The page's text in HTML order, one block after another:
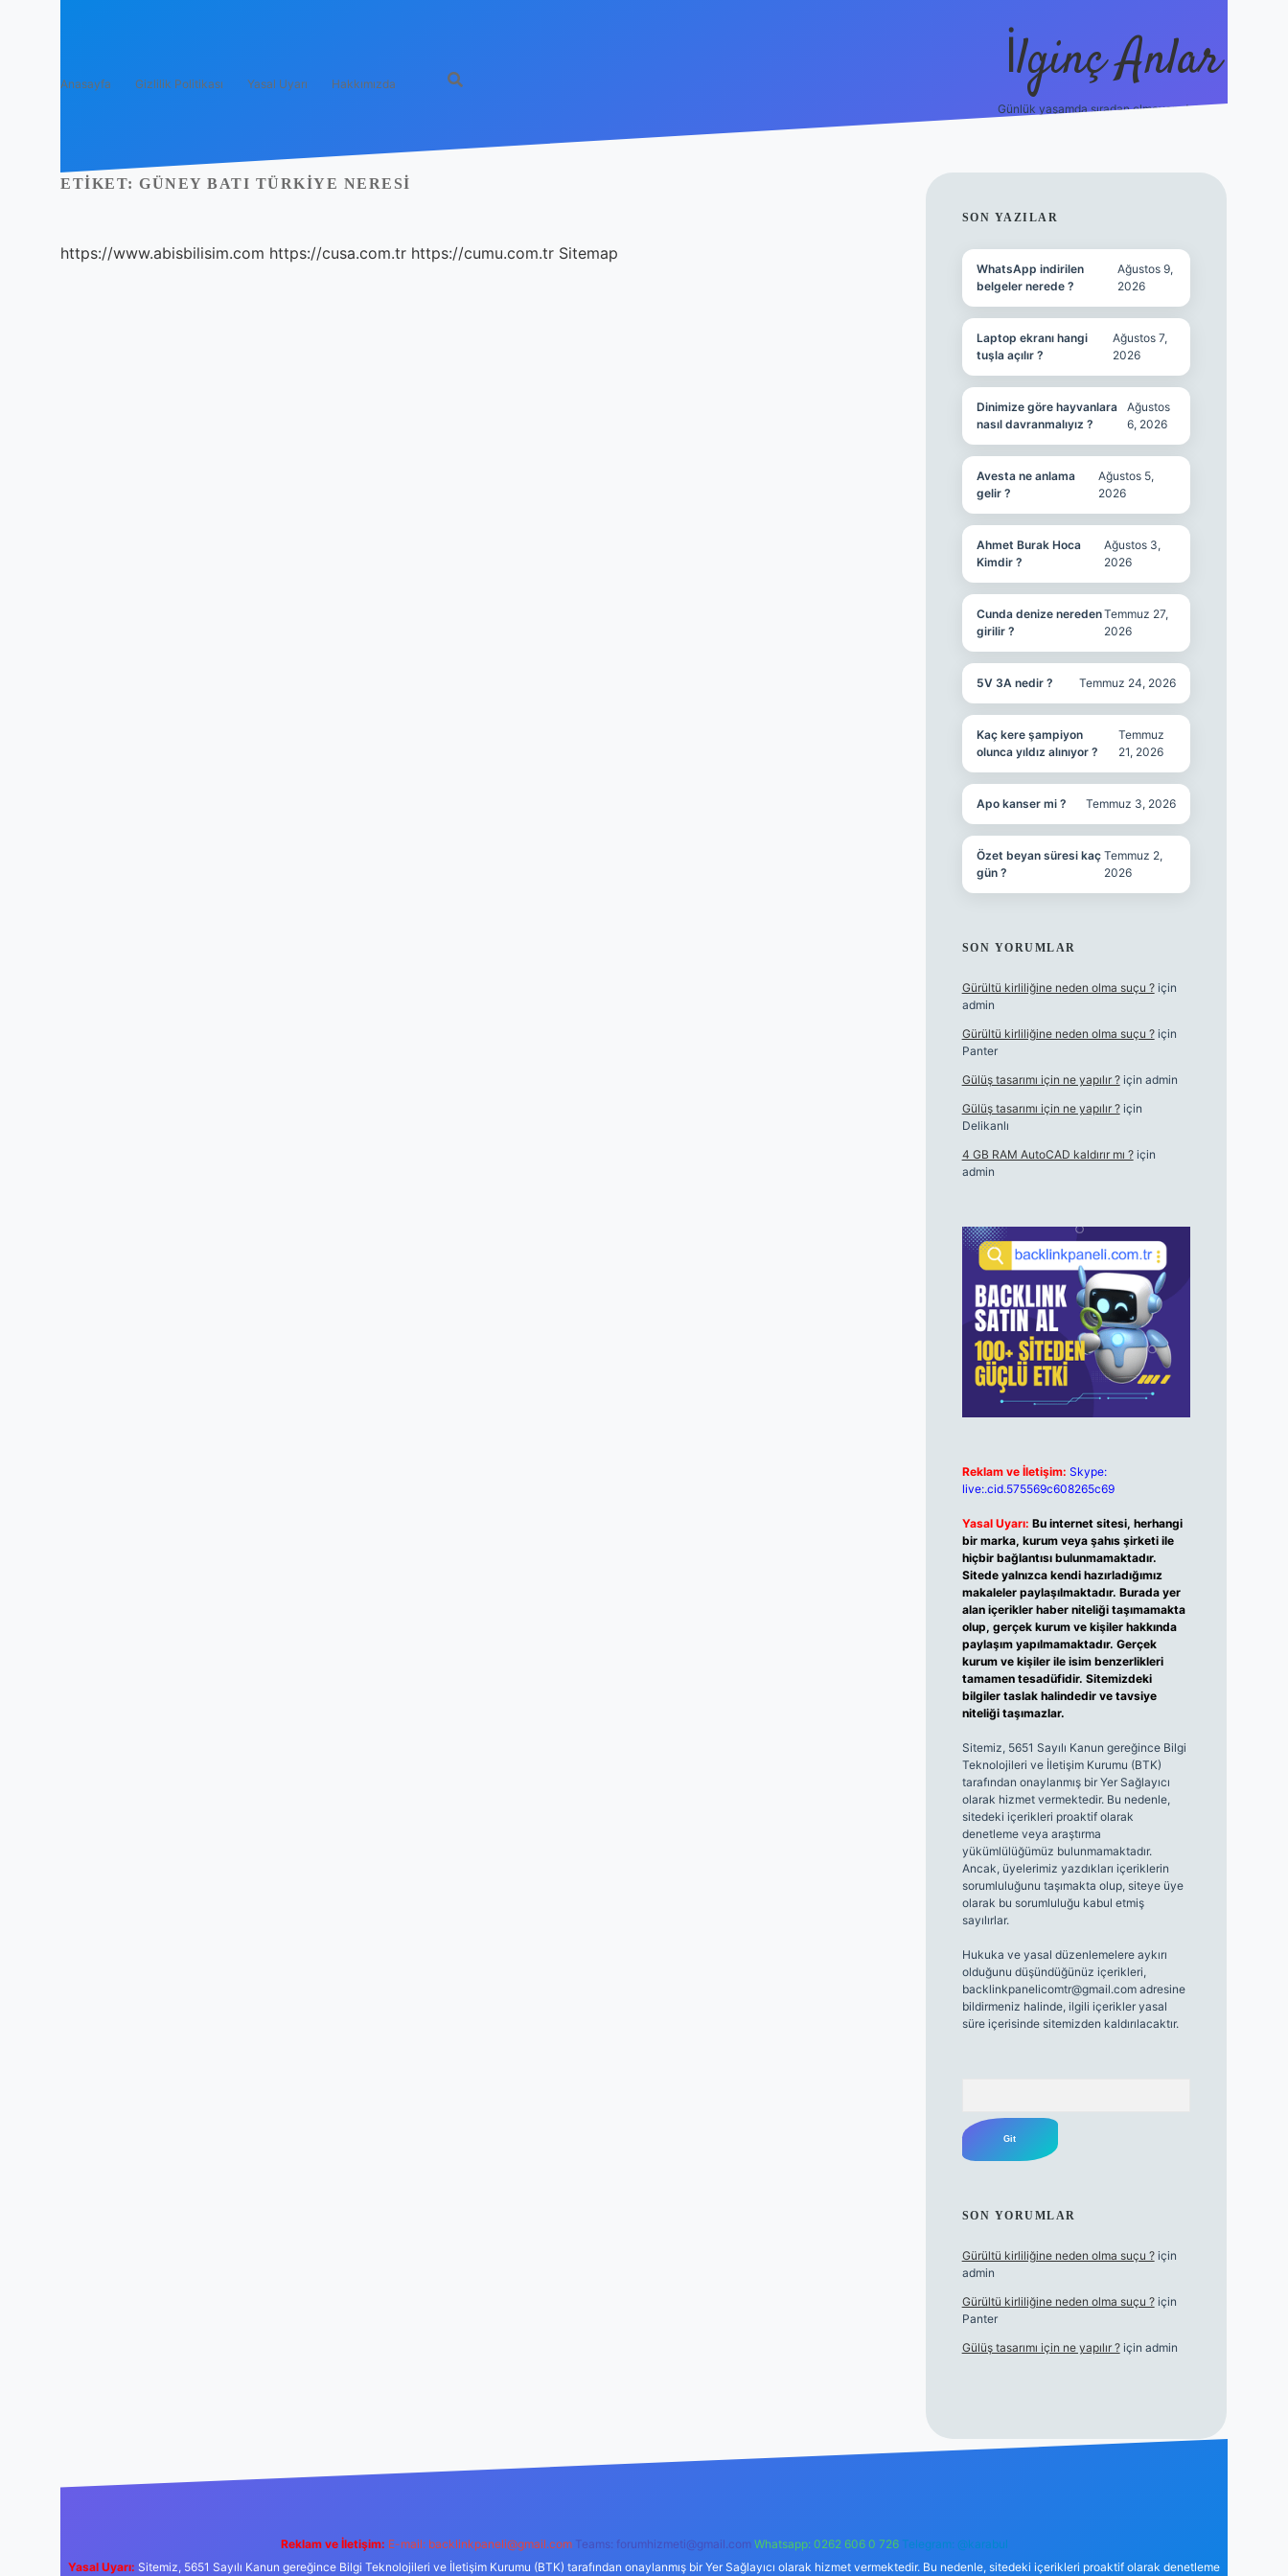
Anasayfa Gizlilik Politikası Yasal Uyarı Hakkımızda İlginç Anlar
Günlük yaşamda sıradan olmayan detaylar.
ETIKET: GÜNEY BATI TÜRKIYE NERESI
https://www.abisbilisim.com https://cusa.com.tr https://cumu.com.tr Sitemap
SIDEBAR
SON YAZILAR
WhatsApp indirilen
belgeler nerede ?
Ağustos 9,
2026
Laptop ekranı hangi
tuşla açılır ?
Ağustos 7,
2026
Dinimize göre hayvanlara
nasıl davranmalıyız ?
Ağustos
6, 2026
Avesta ne anlama
gelir ?
Ağustos 5,
2026
Ahmet Burak Hoca
Kimdir ?
Ağustos 3,
2026
Cunda denize nereden
girilir ?
Temmuz 27,
2026
5V 3A nedir ? Temmuz 24, 2026
Kaç kere şampiyon
olunca yıldız alınıyor ?
Temmuz
21, 2026
Apo kanser mi ? Temmuz 3, 2026
Özet beyan süresi kaç
gün ?
Temmuz 2,
2026
SON YORUMLAR
Gürültü kirliliğine neden olma suçu ?için
admin
Gürültü kirliliğine neden olma suçu ?için
Panter
Gülüş tasarımı için ne yapılır ?için admin
Gülüş tasarımı için ne yapılır ?için
Delikanlı
4 GB RAM AutoCAD kaldırır mı ?için
admin
Reklam ve İletişim: Skype:
live:.cid.575569c608265c69
Yasal Uyarı: Bu internet sitesi, herhangi
bir marka, kurum veya şahıs şirketi ile
hiçbir bağlantısı bulunmamaktadır.
Sitede yalnızca kendi hazırladığımız
makaleler paylaşılmaktadır. Burada yer
alan içerikler haber niteliği taşımamakta
olup, gerçek kurum ve kişiler hakkında
paylaşım yapılmamaktadır. Gerçek
kurum ve kişiler ile isim benzerlikleri
tamamen tesadüfidir. Sitemizdeki
bilgiler taslak halindedir ve tavsiye
niteliği taşımazlar.
Sitemiz, 5651 Sayılı Kanun gereğince Bilgi
Teknolojileri ve İletişim Kurumu (BTK)
tarafından onaylanmış bir Yer Sağlayıcı
olarak hizmet vermektedir. Bu nedenle,
sitedeki içerikleri proaktif olarak
denetleme veya araştırma
yükümlülüğümüz bulunmamaktadır.
Ancak, üyelerimiz yazdıkları içeriklerin
sorumluluğunu taşımakta olup, siteye üye
olarak bu sorumluluğu kabul etmiş
sayılırlar.
Hukuka ve yasal düzenlemelere aykırı
olduğunu düşündüğünüz içerikleri,
backlinkpanelicomtr@gmail.comadresine
bildirmeniz halinde, ilgili içerikler yasal
süre içerisinde sitemizden kaldırılacaktır.
SON YORUMLAR
Gürültü kirliliğine neden olma suçu ?için
admin
Gürültü kirliliğine neden olma suçu ?için
Panter
Gülüş tasarımı için ne yapılır ?için admin
Reklam ve İletişim: E-mail: backlinkpaneli@gmail.com Teams: forumhizmeti@gmail.com Whatsapp: 0262 606 0 726 Telegram: @karabul
Yasal Uyarı: Sitemiz, 5651 Sayılı Kanun gereğince Bilgi Teknolojileri ve İletişim Kurumu (BTK) tarafından onaylanmış bir Yer Sağlayıcı olarak hizmet vermektedir. Bu nedenle, sitedeki içerikleri proaktif olarak denetleme